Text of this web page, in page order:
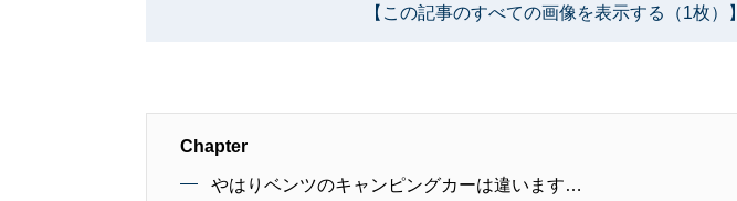
【この記事のすべての画像を表示する（1枚）】
Chapter
やはりベンツのキャンピングカーは違います…